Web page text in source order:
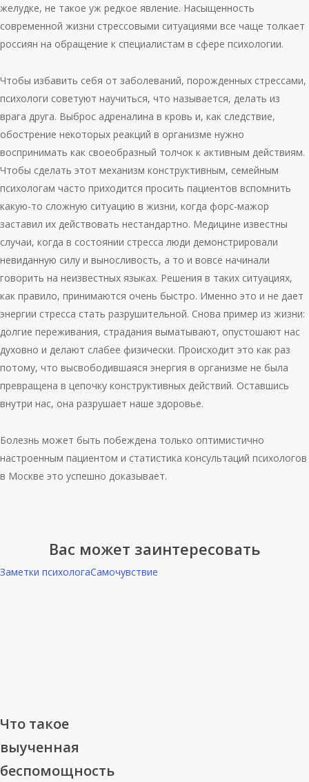
желудке, не такое уж редкое явление. Насыщенность
современной жизни стрессовыми ситуациями все чаще толкает
россиян на обращение к специалистам в сфере психологии.
Чтобы избавить себя от заболеваний, порожденных стрессами,
психологи советуют научиться, что называется, делать из
врага друга. Выброс адреналина в кровь и, как следствие,
обострение некоторых реакций в организме нужно
воспринимать как своеобразный толчок к активным действиям.
Чтобы сделать этот механизм конструктивным, семейным
психологам часто приходится просить пациентов вспомнить
какую-то сложную ситуацию в жизни, когда форс-мажор
заставил их действовать нестандартно. Медицине известны
случаи, когда в состоянии стресса люди демонстрировали
невиданную силу и выносливость, а то и вовсе начинали
говорить на неизвестных языках. Решения в таких ситуациях,
как правило, принимаются очень быстро. Именно это и не дает
энергии стресса стать разрушительной. Снова пример из жизни:
долгие переживания, страдания выматывают, опустошают нас
духовно и делают слабее физически. Происходит это как раз
потому, что высвободившаяся энергия в организме не была
превращена в цепочку конструктивных действий. Оставшись
внутри нас, она разрушает наше здоровье.
Болезнь может быть побеждена только оптимистично
настроенным пациентом и статистика консультаций психологов
в Москве это успешно доказывает.
Вас может заинтересовать
Заметки психологаСамочувствие
Что
выученная
беспомощность
Что такое
выученная
беспомощность